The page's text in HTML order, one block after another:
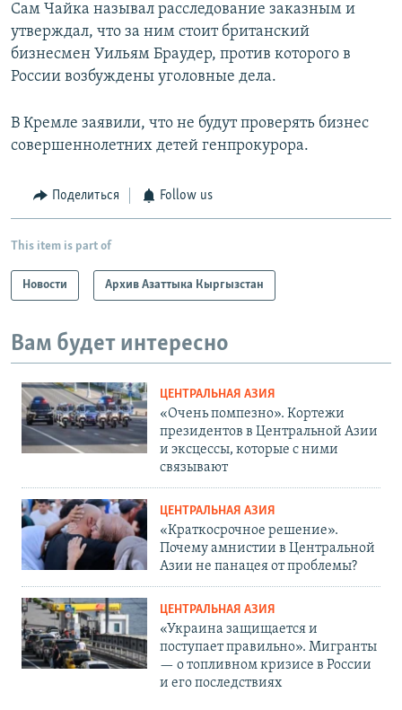
Сам Чайка называл расследование заказным и
утверждал, что за ним стоит британский
бизнесмен Уильям Браудер, против которого в
России возбуждены уголовные дела.
В Кремле заявили, что не будут проверять бизнес
совершеннолетних детей генпрокурора.
Поделиться Follow us
This item is part of
Новости Архив Азаттыка Кыргызстан
Вам будет интересно
ЦЕНТРАЛЬНАЯ АЗИЯ
«Очень помпезно». Кортежи
президентов в Центральной Азии
и эксцессы, которые с ними
связывают
ЦЕНТРАЛЬНАЯ АЗИЯ
«Краткосрочное решение».
Почему амнистии в Центральной
Азии не панацея от проблемы?
ЦЕНТРАЛЬНАЯ АЗИЯ
«Украина защищается и
поступает правильно». Мигранты
— о топливном кризисе в России
и его последствиях